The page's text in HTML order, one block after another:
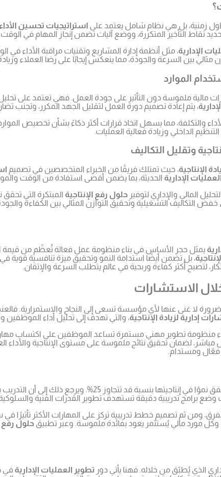
زمنية، بل هي نظام شامل يعتمد على استراتيجيات تحسين الأداء
نقاط التأخير المتكررة، ووضع آليات تضمن إنجاز المهام في
الإدارية، مثل أنظمة إدارة المشاريع وتقنيات مراقبة الأداء في
مثالي بين السرعة والجودة، مما ينعكس إيجابًا على رضا العملاء وزيادة
الموارد
مالية ملموسة دون التأثير على جودة العمل. فهي تعتمد على
، يتم إعادة تصميم دورة العمل لتقليل الجهد المكرر، وتجنب
والتكلفة، مما يسهل اتخاذ قرارات أكثر ذكاءً بشأن تخصيص
وتقليل التكاليف
الإنتاجية، حيث تمتلك فريقًا من الخبراء المتخصصين في تصميم
الإدارية الحديثة، بما يضمن أقصى استفادة من الوقت
المالي والإداري لتوفير حلول رفع الإنتاجية المبتكرة التي
التشغيلية وتحقيق التوازن المثالي بين الكفاءة
يمثل حجر الأساس في بناء منظومة عمل فعالة تُعظّم من قيمة
، بل تضمن أيضًا استدامة النمو وتحقيق ميزة تنافسية قوية
لتصبح أكثر كفاءة وربحية في عالم يتطلب السرعة والإتقان.
الاستشارات
لا غنى عنها لأي مؤسسة تسعى إلى النجاح والاستمرارية.
إدارية لزيادة الإنتاجية، والتي تهدف إلى تحليل أداء الموظفين
منظومة تطوير مهني مستمرة تساعد الموظفين على اكتساب
لضمان تحقيق نتائج ملموسة على مستوى الإنتاجية والأداء
فعّال ومستدام.
تؤكد الدراسات الحديثة أن الشركات التي تستثمر في تدريب
برامج تدريبية دقيقة تستهدف تطوير القدرات الفنية
ومن ثم تصميم خطط تدريبية تركز على المهارات الأكثر تأثيرًا
مورد مالي يُستثمر يعود بفائدة ملموسة. وعبر تطبيق حلول رفع
الذي يُطبّق من خلاله. فهنا يأتي دور تطوير العمليات الإدارية في